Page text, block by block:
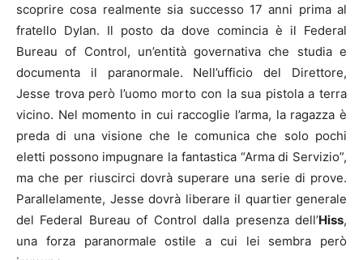
scoprire cosa realmente sia successo 17 anni prima al
fratello Dylan. Il posto da dove comincia è il Federal
Bureau of Control, un’entità governativa che studia e
documenta il paranormale. Nell’ufficio del Direttore,
Jesse trova però l’uomo morto con la sua pistola a terra
vicino. Nel momento in cui raccoglie l’arma, la ragazza è
preda di una visione che le comunica che solo pochi
eletti possono impugnare la fantastica “Arma di Servizio”,
ma che per riuscirci dovrà superare una serie di prove.
Parallelamente, Jesse dovrà liberare il quartier generale
del Federal Bureau of Control dalla presenza dell’Hiss,
una forza paranormale ostile a cui lei sembra però